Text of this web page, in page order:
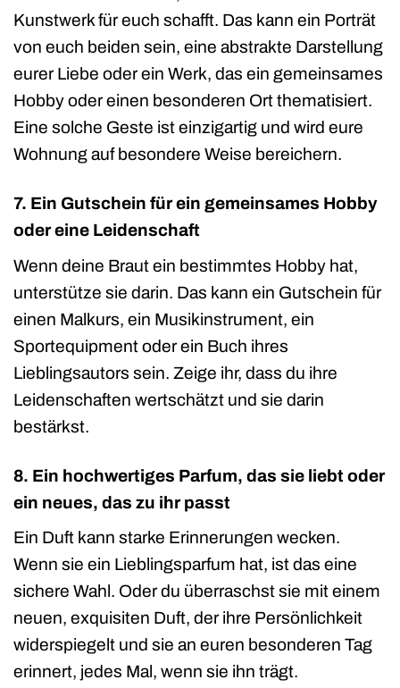
Kunstwerk für euch schafft. Das kann ein Porträt
von euch beiden sein, eine abstrakte Darstellung
eurer Liebe oder ein Werk, das ein gemeinsames
Hobby oder einen besonderen Ort thematisiert.
Eine solche Geste ist einzigartig und wird eure
Wohnung auf besondere Weise bereichern.
7. Ein Gutschein für ein gemeinsames Hobby
oder eine Leidenschaft
Wenn deine Braut ein bestimmtes Hobby hat,
unterstütze sie darin. Das kann ein Gutschein für
einen Malkurs, ein Musikinstrument, ein
Sportequipment oder ein Buch ihres
Lieblingsautors sein. Zeige ihr, dass du ihre
Leidenschaften wertschätzt und sie darin
bestärkst.
8. Ein hochwertiges Parfum, das sie liebt oder
ein neues, das zu ihr passt
Ein Duft kann starke Erinnerungen wecken.
Wenn sie ein Lieblingsparfum hat, ist das eine
sichere Wahl. Oder du überraschst sie mit einem
neuen, exquisiten Duft, der ihre Persönlichkeit
widerspiegelt und sie an euren besonderen Tag
erinnert, jedes Mal, wenn sie ihn trägt.